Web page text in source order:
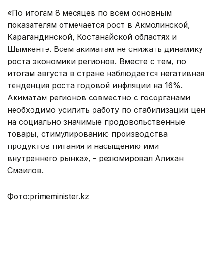
«По итогам 8 месяцев по всем основным
показателям отмечается рост в Акмолинской,
Карагандинской, Костанайской областях и
Шымкенте. Всем акиматам не снижать динамику
роста экономики регионов. Вместе с тем, по
итогам августа в стране наблюдается негативная
тенденция роста годовой инфляции на 16%.
Акиматам регионов совместно с госорганами
необходимо усилить работу по стабилизации цен
на социально значимые продовольственные
товары, стимулированию производства
продуктов питания и насыщению ими
внутреннего рынка», - резюмировал Алихан
Смаилов.
Фото:primeminister.kz